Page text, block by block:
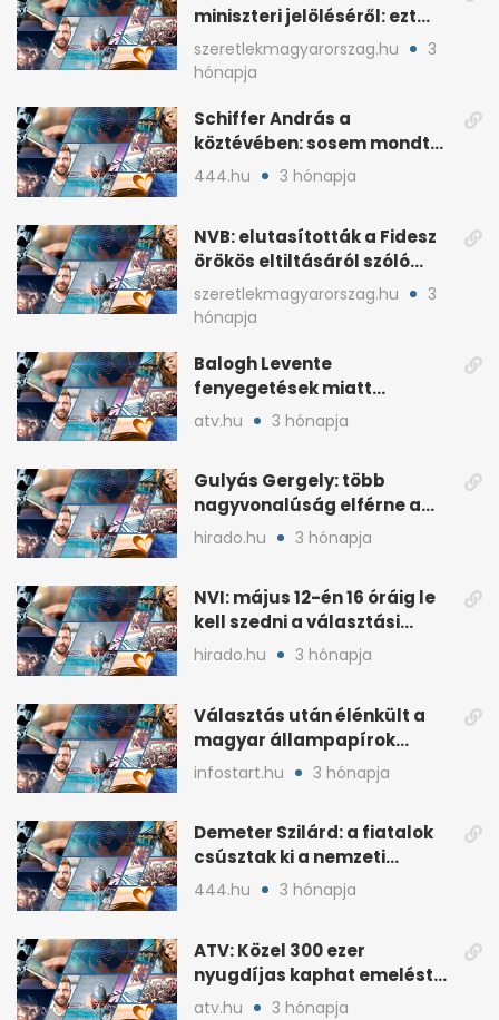
miniszteri jelöléséről: ezt
írta a posztjában
szeretlekmagyarorszag.hu
3
hónapja
Schiffer András a
köztévében: sosem mondta,
ki fog nyerni
444.hu 3 hónapja
NVB: elutasították a Fidesz
örökös eltiltásáról szóló
népszavazást
szeretlekmagyarorszag.hu
3
hónapja
Balogh Levente
fenyegetések miatt
lemondta erdélyi előadás-
atv.hu 3 hónapja
Gulyás Gergely: több
nagyvonalúság elférne a
kétharmados győztesekben
hirado.hu 3 hónapja
NVI: május 12-én 16 óráig le
kell szedni a választási
plakátokat
hirado.hu 3 hónapja
Választás után élénkült a
magyar állampapírok
lakossági értékesítése
infostart.hu 3 hónapja
Demeter Szilárd: a fiatalok
csúsztak ki a nemzeti
kultúrából
444.hu 3 hónapja
ATV: Közel 300 ezer
nyugdíjas kaphat emelést
idén a Tisza terve szerint
atv.hu 3 hónapja